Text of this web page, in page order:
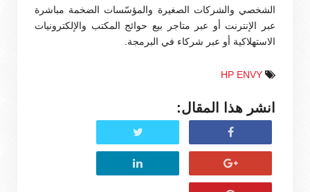
الشخصي والشركات الصغيرة والمؤسّسات الضخمة مباشرة
عبر الإنترنت أو عبر متاجر بيع حوائج المكتب والإلكترونيات
الاستهلاكية أو عبر شركاء في البرمجة.
HP ENVY
انشر هذا المقال: